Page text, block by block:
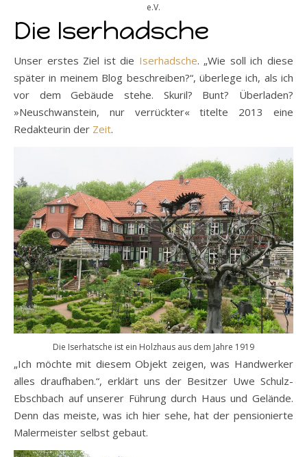
e.V.
Die Iserhadsche
Unser erstes Ziel ist die Iserhadsche. „Wie soll ich diese
später in meinem Blog beschreiben?“, überlege ich, als ich
vor dem Gebäude stehe. Skuril? Bunt? Überladen?
»Neuschwanstein, nur verrückter« titelte 2013 eine
Redakteurin der Zeit.
Die Iserhatsche ist ein Holzhaus aus dem Jahre 1919
„Ich möchte mit diesem Objekt zeigen, was Handwerker
alles draufhaben.“, erklärt uns der Besitzer Uwe Schulz-
Ebschbach auf unserer Führung durch Haus und Gelände.
Denn das meiste, was ich hier sehe, hat der pensionierte
Malermeister selbst gebaut.